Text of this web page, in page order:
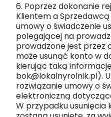
6. Poprzez dokonanie
Klientem a
umowy o świadczenie
polegającej na
prowadzone jest przez
może usunąć konto w
kierując taką
bok@lokalnyrolnik.pl).
rozwiązanie umowy o
elektroniczną
W przypadku usunięcia